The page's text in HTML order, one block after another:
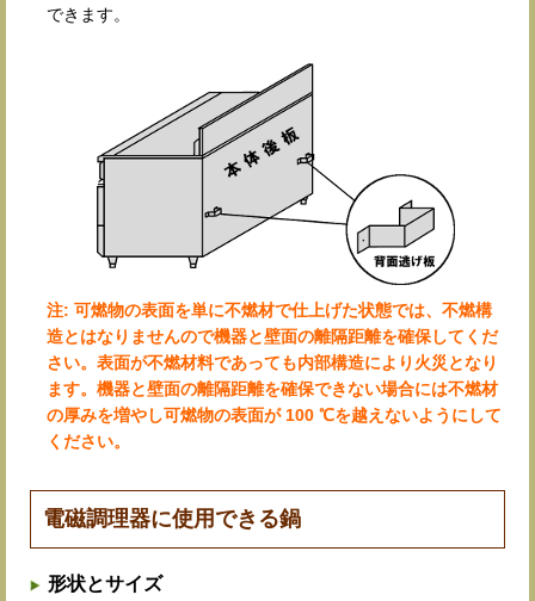
できます。
注: 可燃物の表面を単に不燃材で仕上げた状態では、不燃構
造とはなりませんので機器と壁面の離隔距離を確保してくだ
さい。表面が不燃材料であっても内部構造により火災となり
ます。機器と壁面の離隔距離を確保できない場合には不燃材
の厚みを増やし可燃物の表面が 100 ℃を越えないようにして
ください。
電磁調理器に使用できる鍋
形状とサイズ